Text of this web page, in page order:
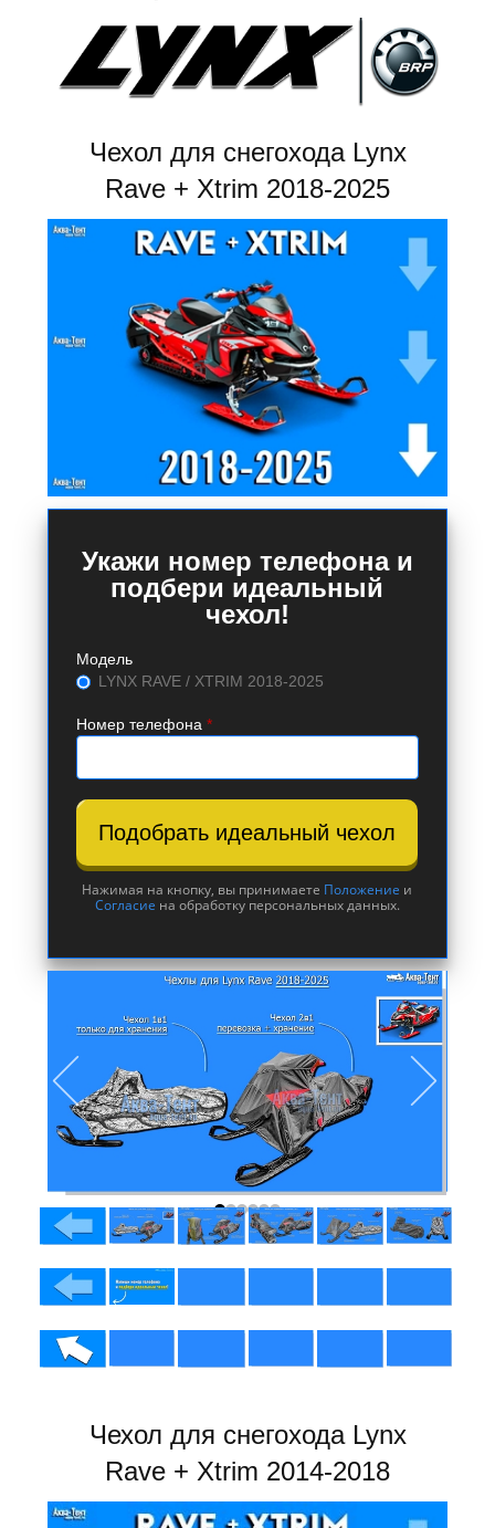
Чехол для снегохода Lynx
Rave + Xtrim 2018-2025
Укажи номер телефона и
подбери идеальный
чехол!
Модель
LYNX RAVE / XTRIM 2018-2025
Номер телефона *
Подобрать идеальный чехол
Нажимая на кнопку, вы принимаете Положение и
Согласие на обработку персональных данных.
Чехол для снегохода Lynx
Rave + Xtrim 2014-2018